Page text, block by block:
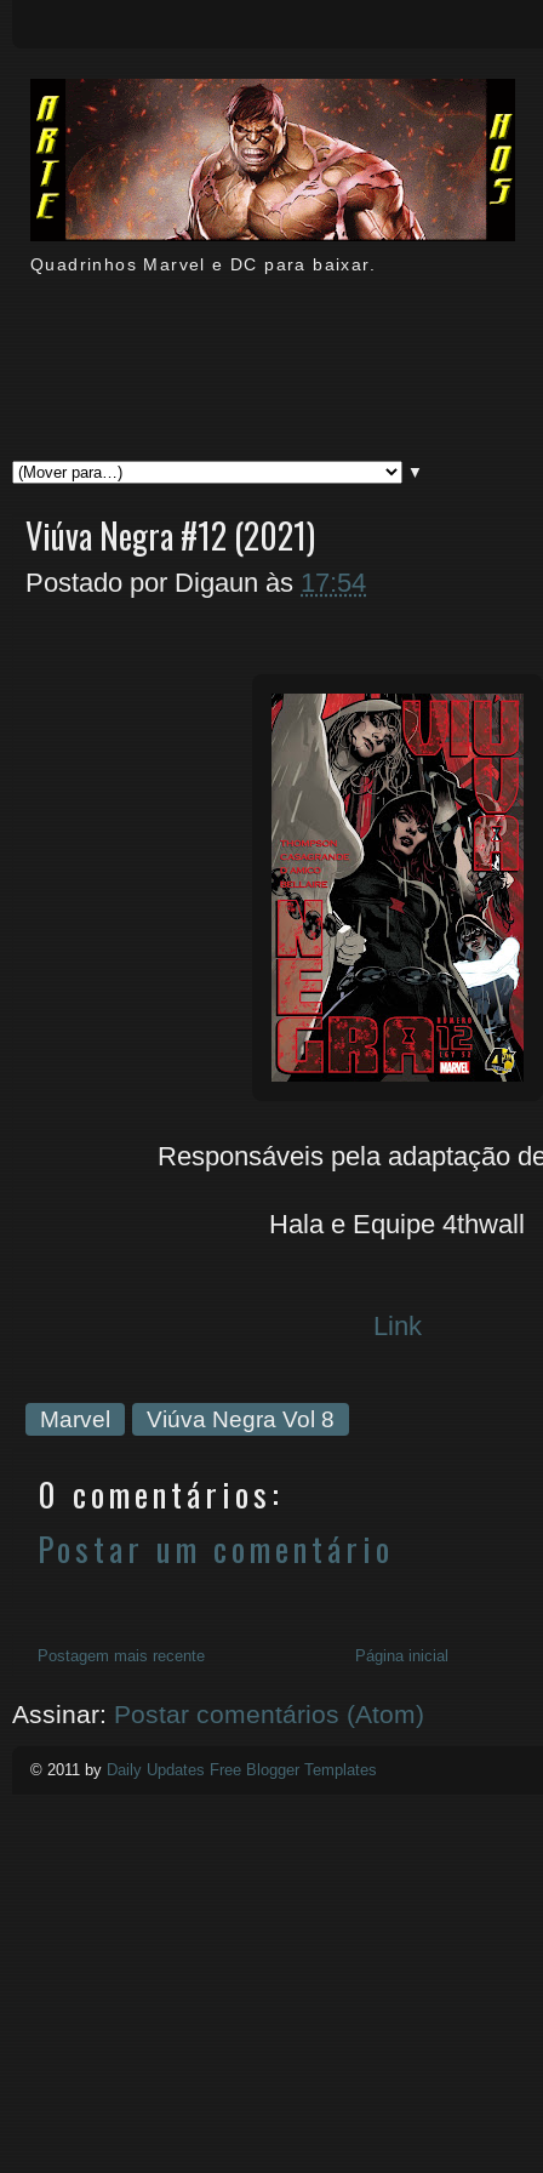
Quadrinhos Marvel e DC para baixar.
▼
Viúva Negra #12 (2021)
Postado por Digaun às 17:54
Responsáveis pela adaptação
Hala e Equipe 4thwall
Link
Marvel Viúva Negra Vol 8
0 comentários:
Postar um comentário
Postagem mais recente Página inicial
Assinar: Postar comentários (Atom)
© 2011 by Daily Updates Free Blogger Templates